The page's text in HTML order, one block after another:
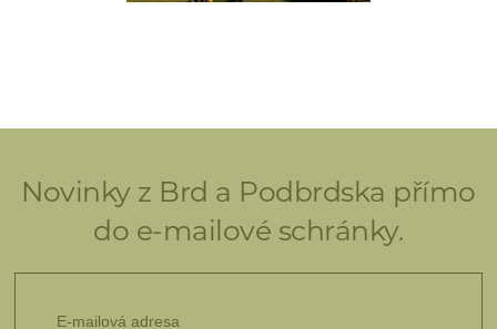
Novinky z Brd a Podbrdska přímo
do e-mailové schránky.